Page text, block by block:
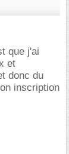
que j'ai
et
donc du
inscription